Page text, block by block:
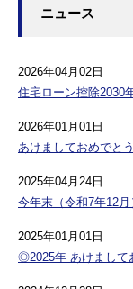
ニュース
2026年04月02日
住宅ローン控除2030
2026年01月01日
あけましておめでと
2025年04月24日
今年末（令和7年12
2025年01月01日
◎2025年 あけまして